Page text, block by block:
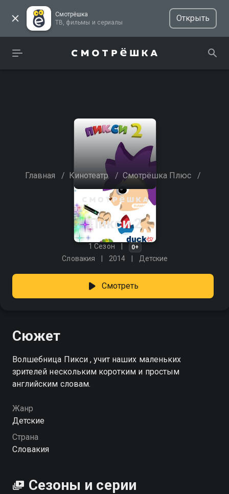
Смотрёшка
ТВ, фильмы и сериалы
Открыть
Главная / Кинотеатр / Смотрёшка Плюс /
Пикси 2
1 Сезон 0+
Словакия 2014 Детские
Смотреть
Сюжет
Волшебница Пикси , учит наших маленьких
зрителей нескольким коротким и простым
английским словам.
Жанр
Детские
Страна
Словакия
Сезоны и серии